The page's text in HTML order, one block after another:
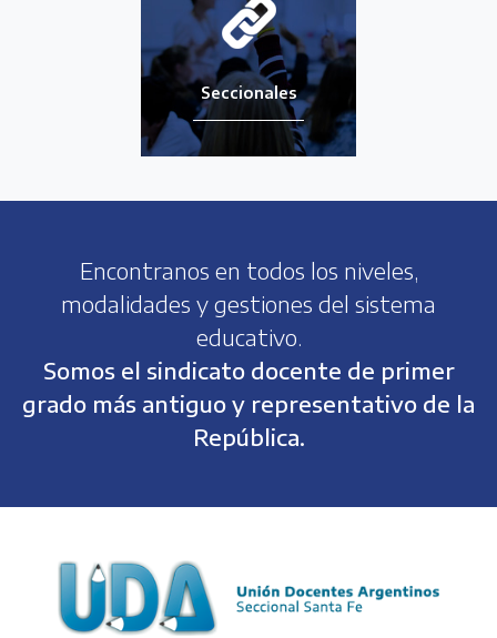
Seccionales
Encontranos en todos los niveles,
modalidades y gestiones del sistema
educativo.
Somos el sindicato docente de primer
grado más antiguo y representativo de la
República.